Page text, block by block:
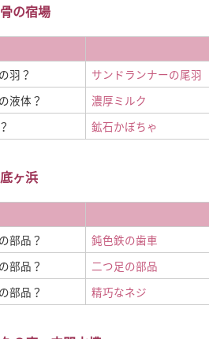
の宿場
羽？
サンドランナーの尾羽
液体？
濃厚ミルク
鉱石かぼちゃ
ヶ浜
部品？
鈍色鉄の歯車
部品？
二つ足の部品
部品？
精巧なネジ